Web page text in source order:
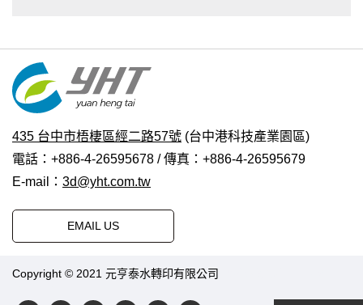
435 台中市梧棲區經二路57號 (台中港科技產業園區)
電話：+886-4-26595678 / 傳真：+886-4-26595679
E-mail： 3d@yht.com.tw
EMAIL US
Copyright © 2021 元亨泰水轉印有限公司